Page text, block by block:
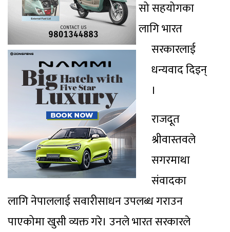
सो सहयोगका
लागि भारत
सरकारलाई
धन्यवाद दिइन्
।
राजदूत
श्रीवास्तवले
सगरमाथा
संवादका
लागि नेपाललाई सवारीसाधन उपलब्ध गराउन
पाएकोमा खुसी व्यक्त गरे। उनले भारत सरकारले